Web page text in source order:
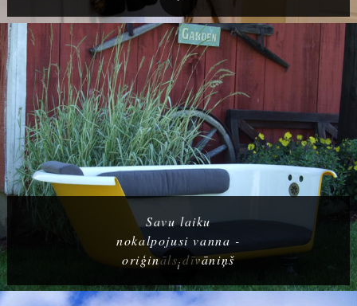
Savu laiku
nokalpojusi vanna -
oriģināls dīvāniņš